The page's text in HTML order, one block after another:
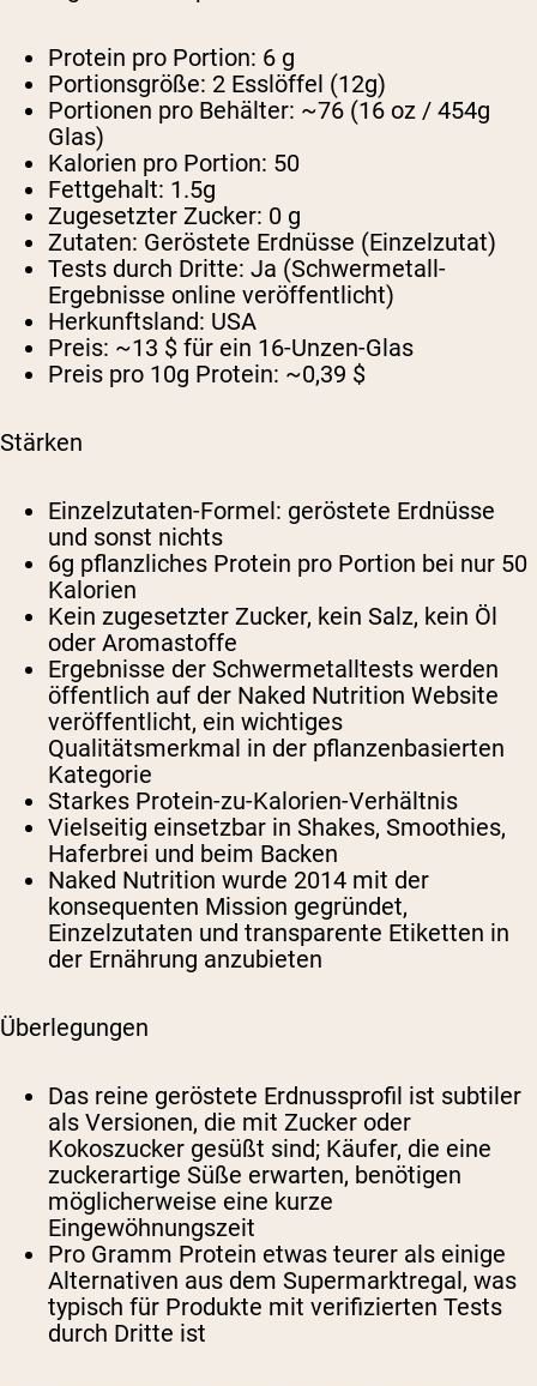
Protein pro Portion: 6 g
Portionsgröße: 2 Esslöffel (12g)
Portionen pro Behälter: ~76 (16 oz / 454g
Glas)
Kalorien pro Portion: 50
Fettgehalt: 1.5g
Zugesetzter Zucker: 0 g
Zutaten: Geröstete Erdnüsse (Einzelzutat)
Tests durch Dritte: Ja (Schwermetall-
Ergebnisse online veröffentlicht)
Herkunftsland: USA
Preis: ~13 $ für ein 16-Unzen-Glas
Preis pro 10g Protein: ~0,39 $
Stärken
Einzelzutaten-Formel: geröstete Erdnüsse
und sonst nichts
6g pflanzliches Protein pro Portion bei nur 50
Kalorien
Kein zugesetzter Zucker, kein Salz, kein Öl
oder Aromastoffe
Ergebnisse der Schwermetalltests werden
öffentlich auf der Naked Nutrition Website
veröffentlicht, ein wichtiges
Qualitätsmerkmal in der pflanzenbasierten
Kategorie
Starkes Protein-zu-Kalorien-Verhältnis
Vielseitig einsetzbar in Shakes, Smoothies,
Haferbrei und beim Backen
Naked Nutrition wurde 2014 mit der
konsequenten Mission gegründet,
Einzelzutaten und transparente Etiketten in
der Ernährung anzubieten
Überlegungen
Das reine geröstete Erdnussprofil ist subtiler
als Versionen, die mit Zucker oder
Kokoszucker gesüßt sind; Käufer, die eine
zuckerartige Süße erwarten, benötigen
möglicherweise eine kurze
Eingewöhnungszeit
Pro Gramm Protein etwas teurer als einige
Alternativen aus dem Supermarktregal, was
typisch für Produkte mit verifizierten Tests
durch Dritte ist